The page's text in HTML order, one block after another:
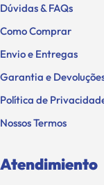
Dúvidas & FAQs
Como Comprar
Envio e Entregas
Garantia e
Política de
Nossos Termos
Atendimiento